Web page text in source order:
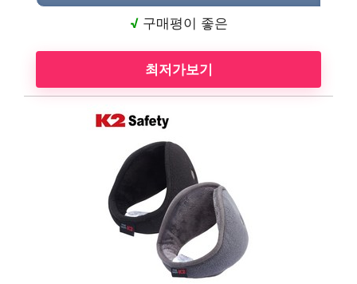
√구매평이 좋은
최저가보기